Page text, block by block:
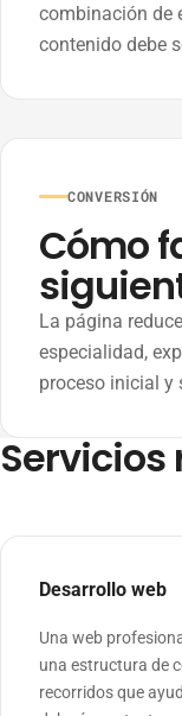
combinación de
contenido debe
CONVERSIÓN
Cómo
La página
especialidad,
proceso inicial y
Desarrollo web
Una web
una estructura de
recorridos que